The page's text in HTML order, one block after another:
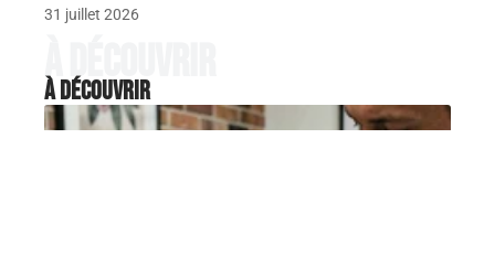
31 juillet 2026
À découvrir
À découvrir